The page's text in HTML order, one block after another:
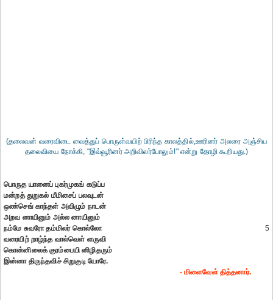
(தலைவன் வரைவிடை வைத்துப் பொருள்வயிற் பிரிந்த காலத்தில்,ஊரினர் அலரை அஞ்சிய
தலைவியை நோக்கி, "இவ்வூரினர் அறிவிலர்போலும்!" என்று தோழி கூறியது.)
பொருத யானைப் புகர்முகங் கடுப்ப
மன்றத் துறுகல் மீமிசைப் பலவுடன்
ஒண்செங் காந்தள் அவிழும் நாடன்
அறவ னாயினும் அல்ல னாயினும்
நம்மே சுவரோ தம்மிலர் கொல்லோ
5
வரையிற் றாழ்ந்த வால்வெள் ளருவி
கொன்னிலைக் குரம்பையி னிழிதரும்
இன்னா திருந்தவிச் சிறுகுடி யோரே.
- மிளைவேள் தித்தனார்.